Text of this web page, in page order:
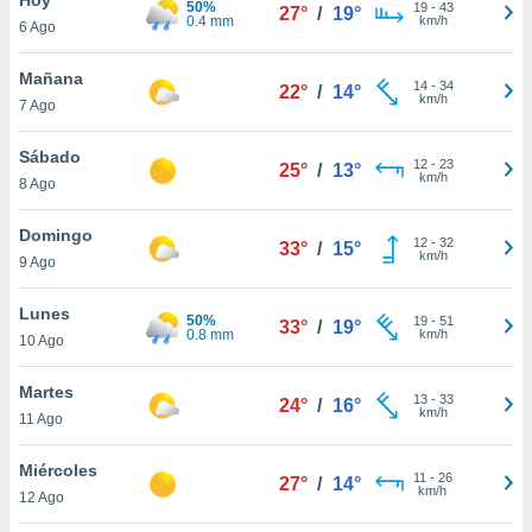
y
en
más
de
6 Ago
50%
0.4 mm
27° / 19° 19- 43
km/h
Mañana
7 Ago
22° / 14° 14- 34
km/h
Sábado
8 Ago
25° / 13° 12- 23
km/h
Domingo
9 Ago
33° / 15° 12- 32
km/h
Lunes
10 Ago
50%
0.8 mm
33° / 19° 19- 51
km/h
Martes
11 Ago
24° / 16° 13- 33
km/h
Miércoles
12 Ago
27° / 14° 11 - 26
km/h